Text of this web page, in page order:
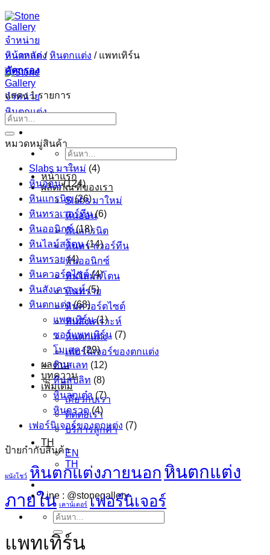
ข้าม
ไป
ยัง
เนื้อหา
ค้นหา:
หน้าแรก
ผลิตภัณฑ์ของเรา
Slabs มาใหม่
หินอ่อน
หินแกรนิต
หินทราเวอร์ทีน
หินออนิกซ์
หินไลม์สโตน
หินทราย
หินควอร์ตไซต์
หินสังเคราะห์
หินตกแต่ง
เฟอร์นิเจอร์ของตกแต่ง
ผลงาน
บทความ
เพิ่มเติม
เกี่ยวกับเรา
ติดต่อเรา
บริการลูกค้า
TH
EN
TH
Line : @stonegallery
ค้นหา:
หน้าหลัก / หินตกแต่ง /แพทเทิร์น
คัดกรอง
แสดง 1 รายการ
ค้นหา:
หมวดหมู่สินค้า
Slabs มาใหม่ (4)
หินอ่อน (124)
หินแกรนิต (26)
หินทราเวอร์ทีน (6)
หินออนิกซ์ (18)
หินไลม์สโตน (14)
หินทราย (4)
หินควอร์ตไซต์ (4)
หินสังเคราะห์ (5)
หินตกแต่ง (68)
แพทเทิร์น (1)
ซอว์แพทเทิร์น (7)
โมเสค (29)
หินสเลท (12)
หินสปลิท (8)
หินลูกเต๋า (7)
หินกรวด (4)
เฟอร์นิเจอร์ของตกแต่ง (7)
ป้ายกำกับสินค้า
ผนังโชว์ หินตกแต่งภายนอกหินตกแต่ง
ภายใน เคาน์เตอร์ เฟอร์นิเจอร์
แพทเทิร์น